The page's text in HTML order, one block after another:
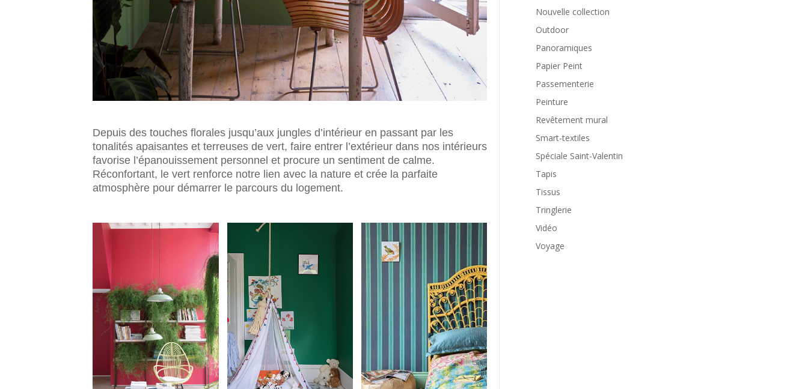
Depuis des touches florales jusqu’aux jungles d’intérieur en passant par les
tonalités apaisantes et terreuses de vert, faire entrer l’extérieur dans nos intérieurs
favorise l’épanouissement personnel et procure un sentiment de calme.
Réconfortant, le vert renforce notre lien avec la nature et crée la parfaite
atmosphère pour démarrer le parcours du logement.
Nouvelle collection
Outdoor
Panoramiques
Papier Peint
Passementerie
Peinture
Revêtement mural
Smart-textiles
Spéciale Saint-Valentin
Tapis
Tissus
Tringlerie
Vidéo
Voyage